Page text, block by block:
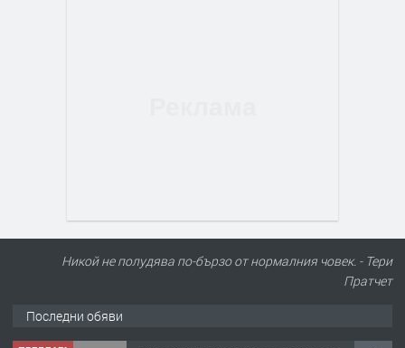
Никой не полудява по-бързо от нормалния човек. - Тери
Пратчет
Последни обяви